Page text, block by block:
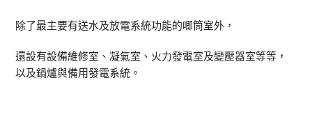
除了最主要有送水及放電系統功能的唧筒室外，
還設有設備維修室、凝氣室、火力發電室及變壓器室等等，
以及鍋爐與備用發電系統。